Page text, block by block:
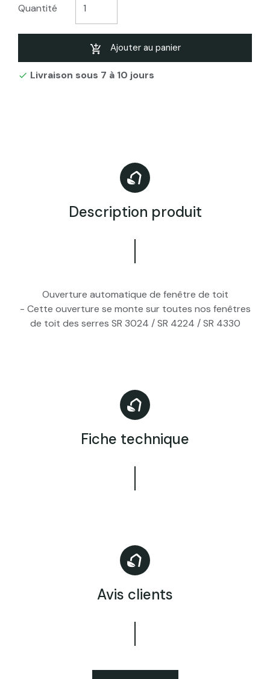
Quantité
Ajouter au panier
 Livraison sous 7 à 10 jours
Description produit
Ouverture automatique de fenêtre de toit
- Cette ouverture se monte sur toutes nos fenêtres
de toit des serres SR 3024 / SR 4224 / SR 4330
Fiche technique
Avis clients